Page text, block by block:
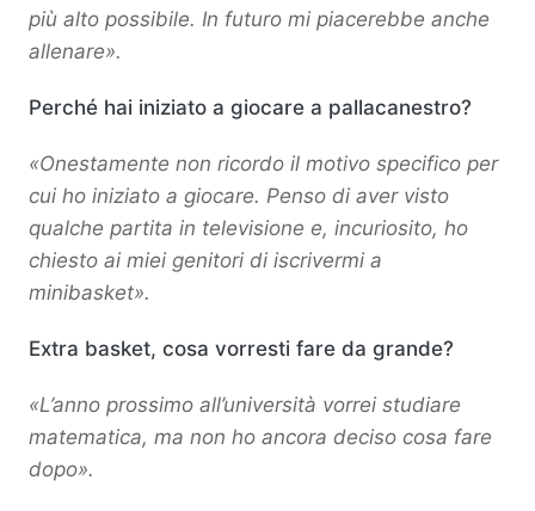
più alto possibile. In futuro mi piacerebbe anche
allenare».
Perché hai iniziato a giocare a pallacanestro?
«Onestamente non ricordo il motivo specifico per
cui ho iniziato a giocare. Penso di aver visto
qualche partita in televisione e, incuriosito, ho
chiesto ai miei genitori di iscrivermi a
minibasket».
Extra basket, cosa vorresti fare da grande?
«L’anno prossimo all’università vorrei studiare
matematica, ma non ho ancora deciso cosa fare
dopo».